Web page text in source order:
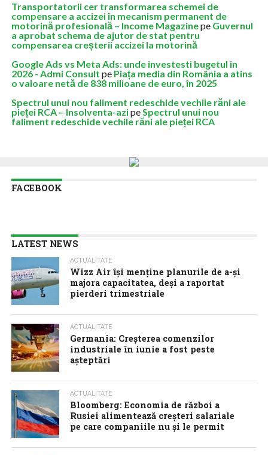
Transportatorii cer transformarea schemei de
compensare a accizei în mecanism permanent de
motorină profesională – Income Magazinepe Guvernul
a aprobat schema de ajutor de stat pentru
compensarea creșterii accizei la motorină
Google Ads vs Meta Ads: unde investesti bugetul in
2026 - Admi Consult pe Piața media din România a atins
o valoare netă de 838 milioane de euro, în 2025
Spectrul unui nou faliment redeschide vechile răni ale
pieței RCA – Insolventa-azipeSpectrul unui nou
faliment redeschide vechile răni ale pieței RCA
FACEBOOK
LATEST NEWS
ACTUALITATE
Wizz Air își menține planurile de a-și
majora capacitatea, deși a raportat
pierderi trimestriale
ACTUALITATE
Germania: Creșterea comenzilor
industriale în iunie a fost peste
așteptări
ACTUALITATE
Bloomberg: Economia de război a
Rusiei alimentează creșteri salariale
pe care companiile nu și le permit